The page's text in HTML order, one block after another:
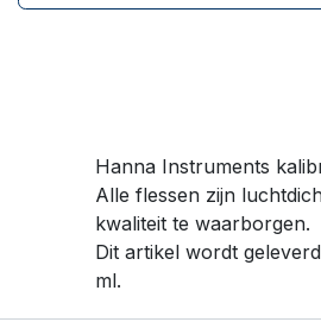
Hanna Instruments
Alle flessen zijn
kwaliteit te waarborgen.
Dit artikel wordt
ml.